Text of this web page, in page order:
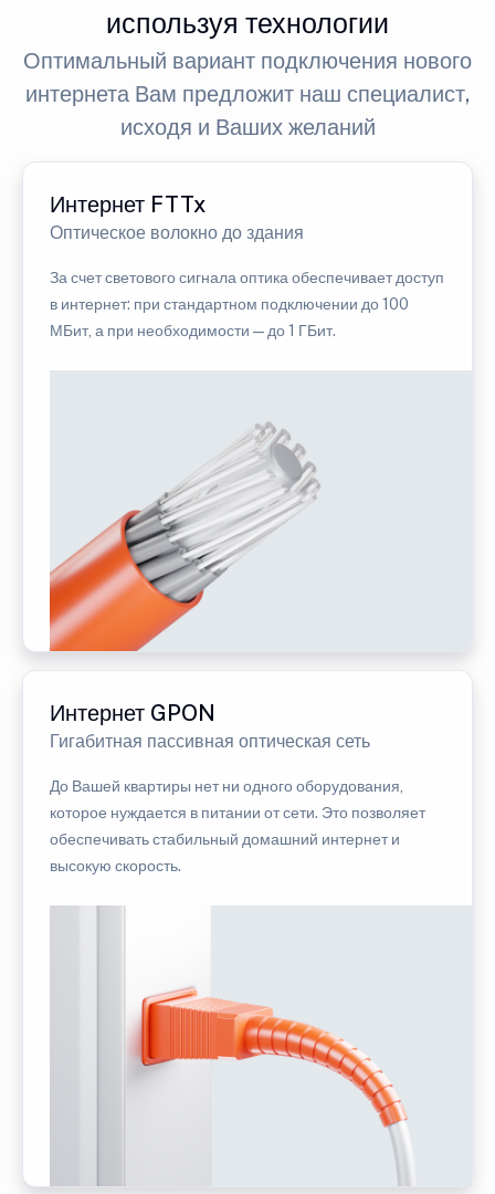
используя технологии
Оптимальный вариант подключения нового
интернета Вам предложит наш специалист,
исходя и Ваших желаний
Интернет FTTx
Оптическое волокно до здания
За счет светового сигнала оптика обеспечивает доступ
в интернет: при стандартном подключении до 100
МБит, а при необходимости — до 1 ГБит.
Интернет GPON
Гигабитная пассивная оптическая сеть
До Вашей квартиры нет ни одного оборудования,
которое нуждается в питании от сети. Это позволяет
обеспечивать стабильный домашний интернет и
высокую скорость.